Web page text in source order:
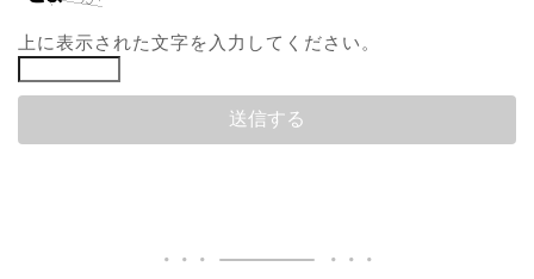
上に表示された文字を入力してください。